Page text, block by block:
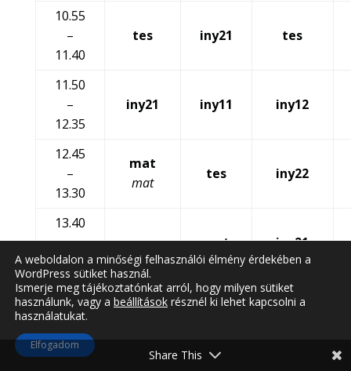
10.55
–
11.40
tes iny21 tes
11.50
–
12.35
iny21 iny11 iny12
12.45
–
13.30
mat
mat
tes iny22
13.40
–
14.25
inf
mat iny21
A weboldalon a minőségi felhasználói élmény érdekében a
WordPress sütiket használ.
Ismerje meg tájékoztatónkat arról, hogy milyen sütiket
használunk, vagy a beállítások résznél ki lehet kapcsolni a
használatukat.
Elfogadom
Share This